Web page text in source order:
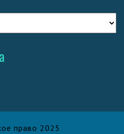
право 2025